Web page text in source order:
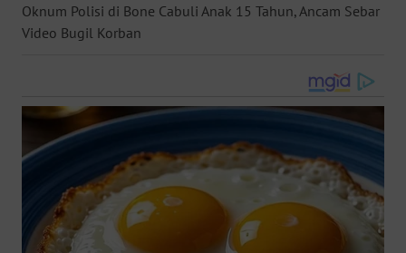
Oknum Polisi di Bone Cabuli Anak 15 Tahun, Ancam Sebar
Video Bugil Korban
WN
KALBAR
WN
KALTENG